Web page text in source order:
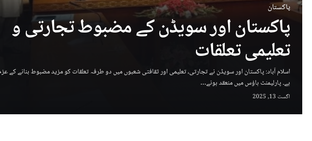
پاکستان
پاکستان اور سویڈن کے مضبوط تجارتی و
تعلیمی تعلقات
اسلام آباد: پاکستان اور سویڈن نے تجارتی، تعلیمی اور ثقافتی شعبوں میں دو طرفہ تعلقات کو مزید مضبوط بنانے کے
ہے۔ پارلیمنٹ ہاؤس میں منعقد ہونے…
اگست 13, 2025